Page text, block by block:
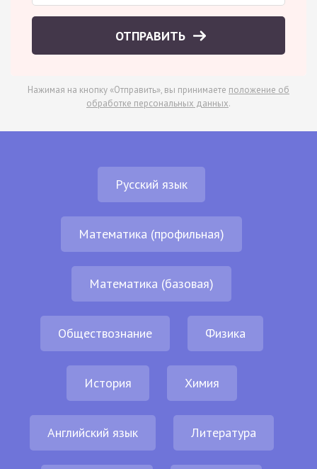
ОТПРАВИТЬ
Нажимая на кнопку «Отправить», вы принимаете положение об
обработке персональных данных.
Русский язык
Математика (профильная)
Математика (базовая)
Обществознание Физика
История Химия
Английский язык Литература